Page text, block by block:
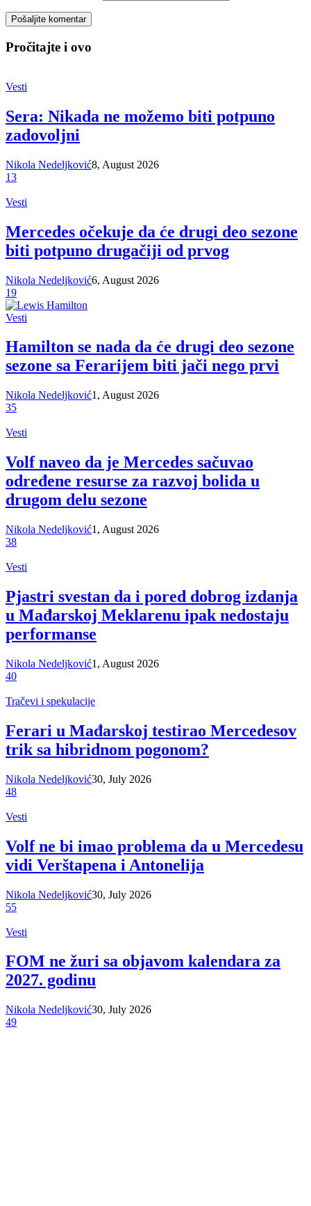
Pročitajte i ovo
Vesti
Sera: Nikada ne možemo biti potpuno
zadovoljni
Nikola Nedeljković8, August 2026
13
Vesti
Mercedes očekuje da će drugi deo sezone
biti potpuno drugačiji od prvog
Nikola Nedeljković6, August 2026
19
Vesti
Hamilton se nada da će drugi deo sezone
sezone sa Ferarijem biti jači nego prvi
Nikola Nedeljković1, August 2026
35
Vesti
Volf naveo da je Mercedes sačuvao
određene resurse za razvoj bolida u
drugom delu sezone
Nikola Nedeljković1, August 2026
38
Vesti
Pjastri svestan da i pored dobrog izdanja
u Mađarskoj Meklarenu ipak nedostaju
performanse
Nikola Nedeljković1, August 2026
40
Tračevi i spekulacije
Ferari u Mađarskoj testirao Mercedesov
trik sa hibridnom pogonom?
Nikola Nedeljković30, July 2026
48
Vesti
Volf ne bi imao problema da u Mercedesu
vidi Verštapena i Antonelija
Nikola Nedeljković30, July 2026
55
Vesti
FOM ne žuri sa objavom kalendara za
2027. godinu
Nikola Nedeljković30, July 2026
49